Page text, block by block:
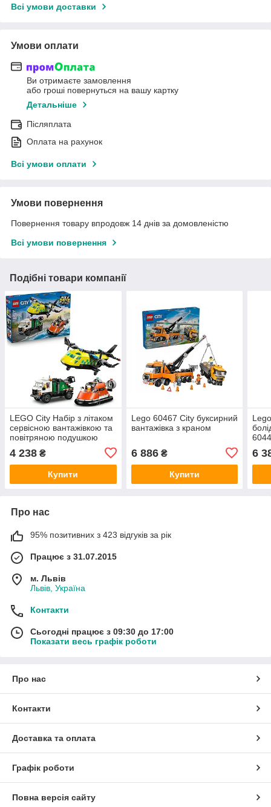
Всі умови доставки
Умови оплати
Ви отримаєте замовлення
або гроші повернуться на вашу картку
Детальніше
Післяплата
Оплата на рахунок
Всі умови оплати
Умови повернення
Повернення товару впродовж 14 днів за домовленістю
Всі умови повернення
Подібні товари компанії
LEGO City Набір з літаком
сервісною вантажівкою та
повітряною подушкою
інтерактивні іграшки для
дітей 7+ 60505
4 238 ₴
Купити
Lego 60467 City буксирний
вантажівка з краном
6 886₴
Купити
6
Про нас
95% позитивних з 423 відгуків за рік
Працює з 31.07.2015
м. Львів
Львів, Україна
Контакти
Сьогодні працює з 09:30 до 17:00
Показати весь графік роботи
Про нас
Контакти
Доставка та оплата
Графік роботи
Повна версія сайту